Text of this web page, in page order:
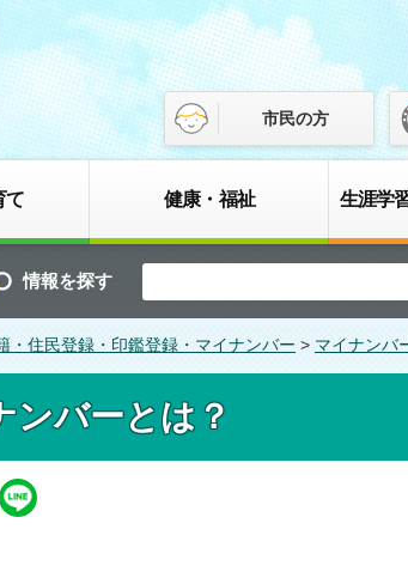
市民の方
て 健康・福祉 生涯学
情報を探す
・住民登録・印鑑登録・マイナンバー > マイナンバ
ンバーとは？